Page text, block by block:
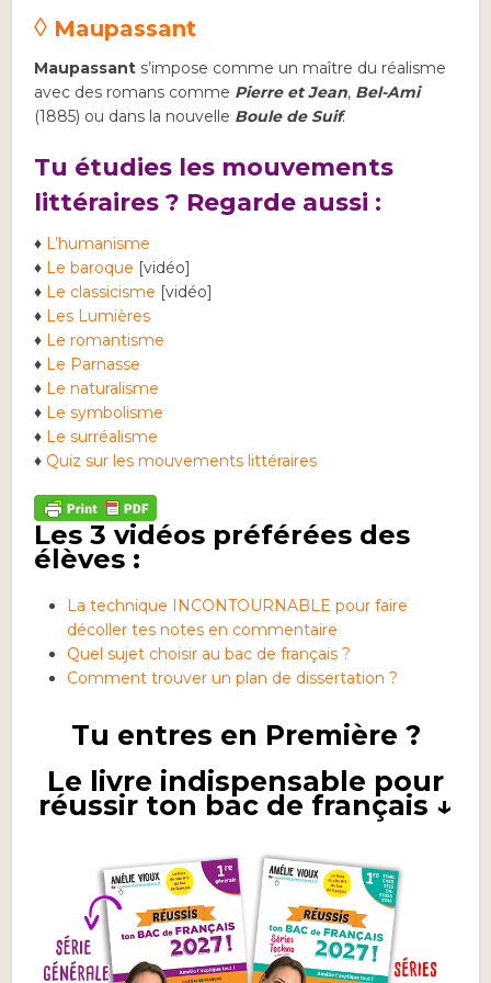
◊ Maupassant
Maupassant s’impose comme un maître du réalisme
avec des romans comme Pierre et Jean, Bel-Ami
(1885) ou dans la nouvelle Boule de Suif.
Tu étudies les mouvements
littéraires ? Regarde aussi :
♦ L’humanisme
♦ Le baroque [vidéo]
♦ Le classicisme [vidéo]
♦ Les Lumières
♦ Le romantisme
♦ Le Parnasse
♦ Le naturalisme
♦ Le symbolisme
♦ Le surréalisme
♦ Quiz sur les mouvements littéraires
Les 3 vidéos préférées des
élèves :
La technique INCONTOURNABLE pour faire
décoller tes notes en commentaire
Quel sujet choisir au bac de français ?
Comment trouver un plan de dissertation ?
Tu entres en Première ?
Le livre indispensable pour
réussir ton bac de français ↓